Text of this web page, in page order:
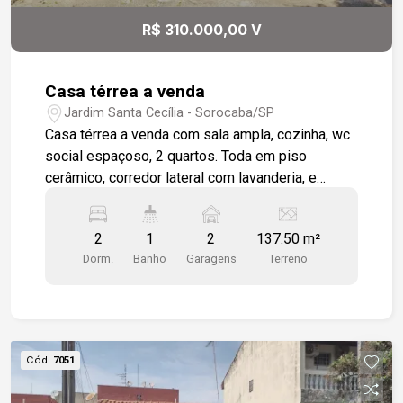
privilegiada no Jardim Maria do Carmo, com fácil
acesso a comércios, escolas e serviços
R$ 310.000,00 V
Casa térrea a venda
Jardim Santa Cecília - Sorocaba/SP
Casa térrea a venda com sala ampla, cozinha, wc
social espaçoso, 2 quartos. Toda em piso
cerâmico, corredor lateral com lavanderia, e
coberta para 2 veículos. Próximo a Avenida
Itavuvu, bairro com estrutura completa de
comércios.
2
Dorm.
1
Banho
2
Garagens
137.50 m²
Terreno
Cód. 7051